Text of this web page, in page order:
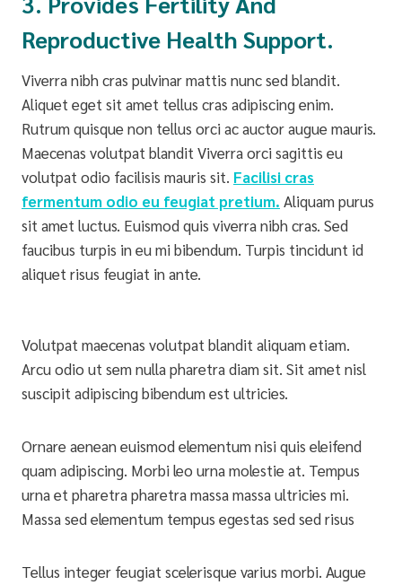
Reproductive Health Support.
Viverra nibh cras pulvinar mattis nunc sed blandit.
Aliquet eget sit amet tellus cras adipiscing enim.
Rutrum quisque non tellus orci ac auctor augue mauris.
Maecenas volutpat blandit Viverra orci sagittis eu
volutpat odio facilisis mauris sit. Facilisi cras
fermentum odio eu feugiat pretium. Aliquam purus
sit amet luctus. Euismod quis viverra nibh cras. Sed
faucibus turpis in eu mi bibendum. Turpis tincidunt id
aliquet risus feugiat in ante.
Volutpat maecenas volutpat blandit aliquam etiam.
Arcu odio ut sem nulla pharetra diam sit. Sit amet nisl
suscipit adipiscing bibendum est ultricies.
Ornare aenean euismod elementum nisi quis eleifend
quam adipiscing. Morbi leo urna molestie at. Tempus
urna et pharetra pharetra massa massa ultricies mi.
Massa sed elementum tempus egestas sed sed risus
Tellus integer feugiat scelerisque varius morbi. Augue